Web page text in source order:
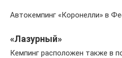
Автокемпинг «Коронелли» в
«Лазурный»
Кемпинг расположен также в